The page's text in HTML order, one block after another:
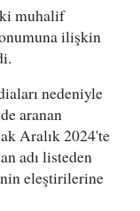
muhalif
ilişkin
nedeniyle
aranan
Aralık 2024'te
adı listeden
eleştirilerine